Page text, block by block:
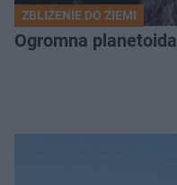
ZBLIŻENIE DO ZIEMI
Ogromna